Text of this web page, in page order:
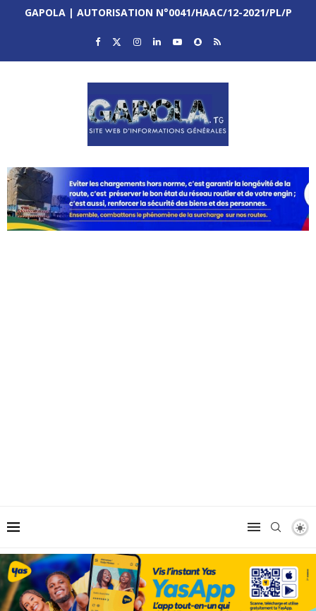
GAPOLA | AUTORISATION N°0041/HAAC/12-2021/PL/P